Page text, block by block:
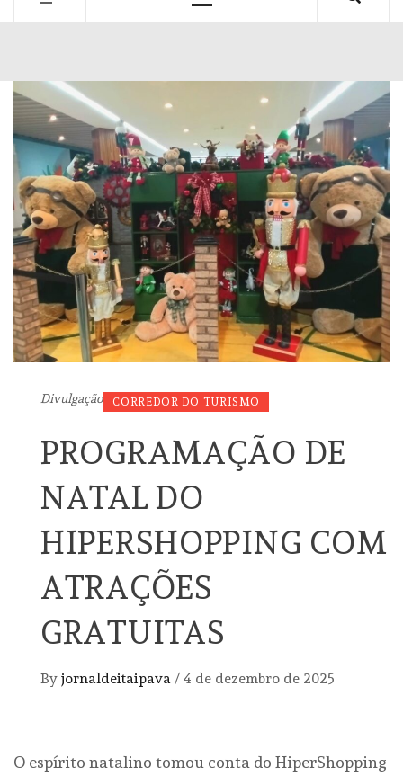
Divulgação CORREDOR DO TURISMO
PROGRAMAÇÃO DE
NATAL DO
HIPERSHOPPING COM
ATRAÇÕES
GRATUITAS
By jornaldeitaipava / 4 de dezembro de 2025
O espírito natalino tomou conta do HiperShopping